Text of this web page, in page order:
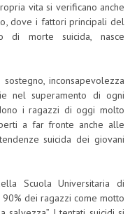
vita si verificano anche
dove i fattori principali del
di morte suicida, nasce
inconsapevolezza
nel superamento di ogni
i ragazzi di oggi molto
a far fronte anche alle
suicida dei giovani
Scuola Universitaria di
dei ragazzi come motto